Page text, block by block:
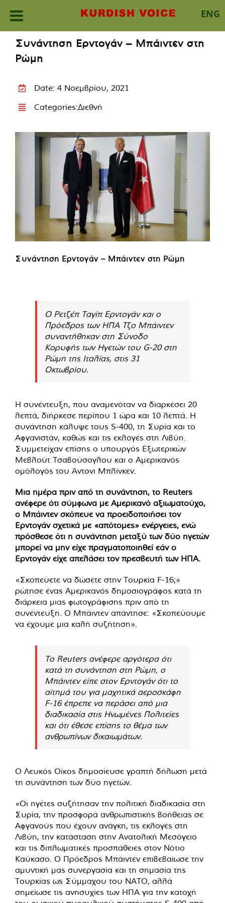
ENG
content
Συνάντηση Ερντογάν – Μπάιντεν στη
Ρώμη
Date: 4 Νοεμβρίου, 2021
Categories:Διεθνή
Συνάντηση Ερντογάν – Μπάιντεν στη Ρώμη
Ο Ρετζέπ Ταγίπ Ερντογάν και ο
Πρόεδρος των ΗΠΑ Τζο Μπάιντεν
συναντήθηκαν στη Σύνοδο
Κορυφής των Ηγετών του G-20 στη
Ρώμη της Ιταλίας, στις 31
Οκτωβρίου.
Η συνέντευξη, που αναμενόταν να διαρκέσει 20
λεπτά, διήρκεσε περίπου 1 ώρα και 10 λεπτά. Η
συνάντηση κάλυψε τους S-400, τη Συρία και το
Αφγανιστάν, καθώς και τις εκλογές στη Λιβύη.
Συμμετείχαν επίσης ο υπουργός Εξωτερικών
Μεβλούτ Τσαβούσογλου και ο Αμερικανός
ομόλογός του Άντονι Μπλίνκεν.
Μια ημέρα πριν από τη συνάντηση, το Reuters
ανέφερε ότι σύμφωνα με Αμερικανό αξιωματούχο,
ο Μπάιντεν σκόπευε να προειδοποιήσει τον
Ερντογάν σχετικά με «απότομες» ενέργειες, ενώ
πρόσθεσε ότι η συνάντηση μεταξύ των δύο ηγετών
μπορεί να μην είχε πραγματοποιηθεί εάν ο
Ερντογάν είχε απελάσει τον πρεσβευτή των ΗΠΑ.
«Σκοπεύετε να δώσετε στην Τουρκία F-16;»
ρώτησε ένας Αμερικανός δημοσιογράφος κατά τη
διάρκεια μιας φωτογράφισης πριν από τη
συνέντευξη. Ο Μπάιντεν απάντησε: «Σκοπεύουμε
να έχουμε μια καλή συζήτηση».
Το Reuters ανέφερε αργότερα ότι
κατά τη συνάντηση στη Ρώμη, ο
Μπάιντεν είπε στον Ερντογάν ότι το
αίτημά του για μαχητικά αεροσκάφη
F-16 έπρεπε να περάσει από μια
διαδικασία στις Ηνωμένες Πολιτείες
και ότι έθεσε επίσης το θέμα των
ανθρωπίνων δικαιωμάτων.
Ο Λευκός Οίκος δημοσίευσε γραπτή δήλωση μετά
τη συνάντηση των δύο ηγετών.
«Οι ηγέτες συζήτησαν την πολιτική διαδικασία στη
Συρία, την προσφορά ανθρωπιστικής βοήθειας σε
Αφγανούς που έχουν ανάγκη, τις εκλογές στη
Λιβύη, την κατάσταση στην Ανατολική Μεσόγειο
και τις διπλωματικές προσπάθειες στον Νότιο
Καύκασο. Ο Πρόεδρος Μπάιντεν επιβεβαίωσε την
αμυντική μας συνεργασία και τη σημασία της
Τουρκίας ως Σύμμαχου του ΝΑΤΟ, αλλά
σημείωσε τις ανησυχίες των ΗΠΑ για την κατοχή